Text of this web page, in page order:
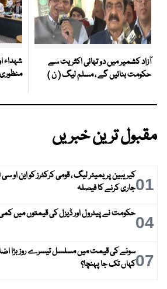
آزاد کشمیر میں دو تہائی اکثریت سے
حکومت بنائیں گے ، مسلم لیگ ( ن )
شہداء
منظوری
مقبول ترین خبریں
01جاری کرنے کا فیصلہ
04حکومت نے پیٹرول اور ڈیزل کی قیمتوں میں
07سونے کی قیمت میں مسلسل تیسرے روز بڑا
کہاں تک جا پہنچا؟